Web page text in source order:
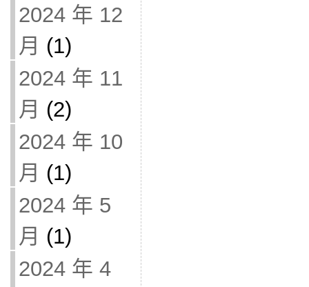
2024 年 12
月 (1)
2024 年 11
月 (2)
2024 年 10
月 (1)
2024 年 5
月 (1)
2024 年 4